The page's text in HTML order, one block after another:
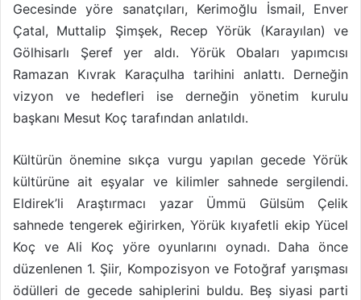
Gecesinde yöre sanatçıları, Kerimoğlu İsmail, Enver
Çatal, Muttalip Şimşek, Recep Yörük (Karayılan) ve
Gölhisarlı Şeref yer aldı. Yörük Obaları yapımcısı
Ramazan Kıvrak Karaçulha tarihini anlattı. Derneğin
vizyon ve hedefleri ise derneğin yönetim kurulu
başkanı Mesut Koç tarafından anlatıldı.
Kültürün önemine sıkça vurgu yapılan gecede Yörük
kültürüne ait eşyalar ve kilimler sahnede sergilendi.
Eldirek’li Araştırmacı yazar Ümmü Gülsüm Çelik
sahnede tengerek eğirirken, Yörük kıyafetli ekip Yücel
Koç ve Ali Koç yöre oyunlarını oynadı. Daha önce
düzenlenen 1. Şiir, Kompozisyon ve Fotoğraf yarışması
ödülleri de gecede sahiplerini buldu. Beş siyasi parti